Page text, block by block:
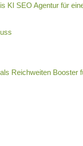
KI SEO Agentur für
Reichweiten Booster